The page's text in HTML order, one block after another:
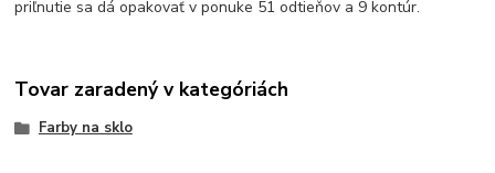
priľnutie sa dá opakovať v ponuke 51 odtieňov a 9 kontúr.
Tovar zaradený v kategóriách
Farby na sklo